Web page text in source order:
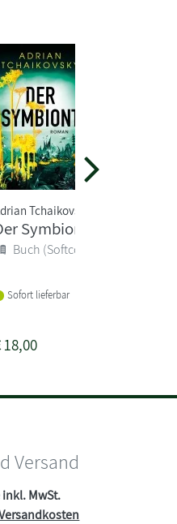
Tchaikovsky
Symbiont
Buch (Softcover)
Sofort lieferbar
18,00
Versand
MwSt.